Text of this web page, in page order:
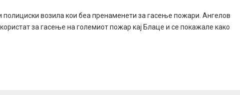
возила кои беа пренаменети за гасење пожари. Ангелов
за гасење на големиот пожар кај Блаце и се покажале како